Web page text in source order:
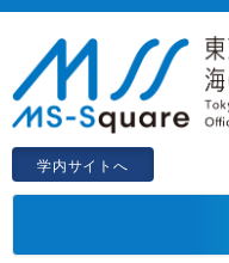
学内サイトへ